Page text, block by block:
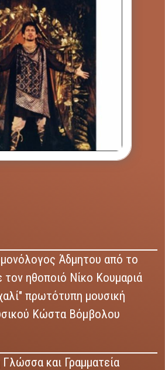
Άδμητου από το
τον ηθοποιό Νίκο Κουμαριά
πρωτότυπη μουσική
Κώστα Βόμβολου
και Γραμματεία